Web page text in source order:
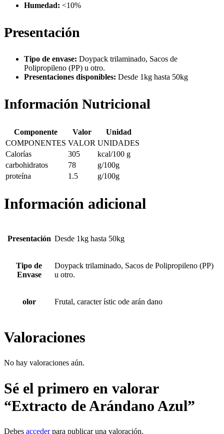
Humedad: <10%
Presentación
Tipo de envase: Doypack trilaminado, Sacos de
Polipropileno (PP) u otro.
Presentaciones disponibles: Desde 1kg hasta 50kg
Información Nutricional
Componente Valor
Unidad
COMPONENTES VALOR UNIDADES
Calorías
305
kcal/100 g
carbohidratos
78
g/100g
proteína
1.5 g/100g
Información adicional
Presentación Desde 1kg hasta 50kg
Tipo de
Envase
Doypack trilaminado, Sacos de Polipropileno (PP)
u otro.
olor Frutal, caracter ístic ode arán dano
Valoraciones
No hay valoraciones aún.
Sé el primero en valorar
“Extracto de Arándano Azul”
Debes accederpara publicar una valoración.